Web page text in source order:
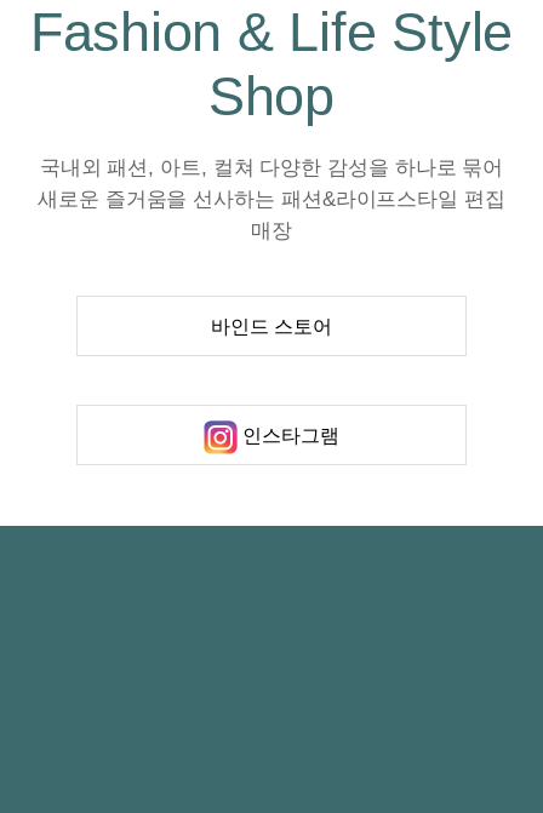
Fashion & Life Style
Shop
국내외 패션, 아트, 컬쳐 다양한 감성을 하나로 묶어
새로운 즐거움을 선사하는 패션&라이프스타일 편집
매장
바인드 스토어
인스타그램